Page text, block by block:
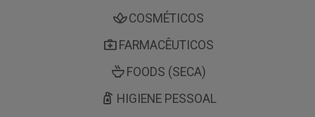
COSMÉTICOS
FARMACÊUTICOS
FOODS (SECA)
HIGIENE PESSOAL